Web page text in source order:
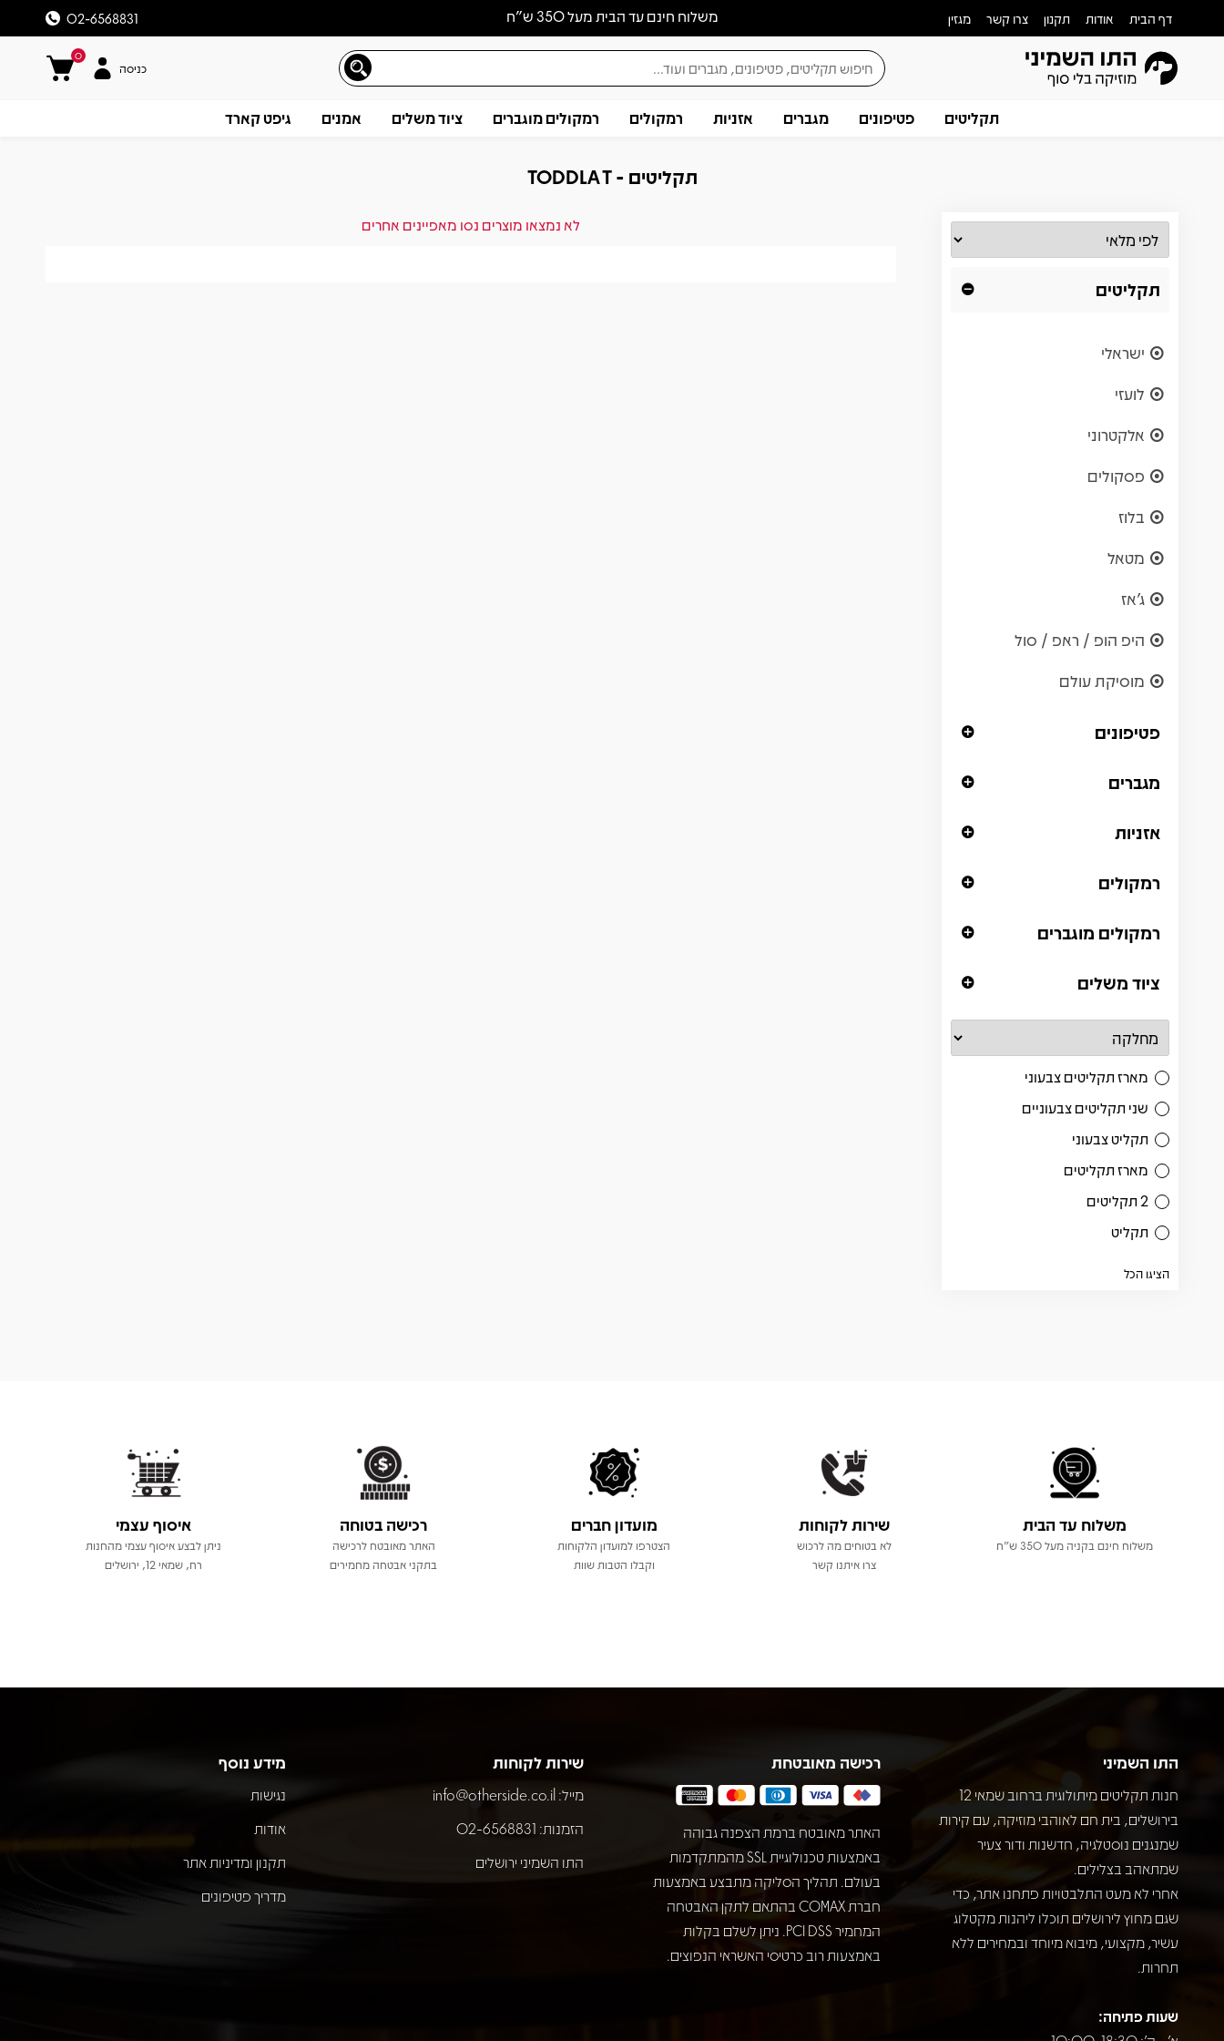
משלוח חינם עד הבית מעל 350 ש״ח דף הבית אודות תקנון צרו קשר מגזין 02-6568831
0
כניסה
תקליטים פטיפונים מגברים אזניות רמקולים רמקולים מוגברים ציוד משלים אמנים גיפט קארד
תקליטים - TODDLA T
תקליטים
ישראלי
לועזי
אלקטרוני
פסקולים
בלוז
מטאל
ג'אז
היפ הופ / ראפ / סול
מוסיקת עולם
פטיפונים
מגברים
אזניות
רמקולים
רמקולים מוגברים
ציוד משלים
מארז תקליטים צבעוני
שני תקליטים צבעוניים
תקליט צבעוני
מארז תקליטים
2 תקליטים
תקליט
הציגו הכל
לא נמצאו מוצרים נסו מאפיינים אחרים
משלוח עד הבית
משלוח חינם בקניה מעל 350 ש"ח
שירות לקוחות
לא בטוחים מה לרכוש
צרו איתנו קשר
מועדון חברים
הצטרפו למועדון הלקוחות
וקבלו הטבות שוות
רכישה בטוחה
האתר מאובטח לרכישה
בתקני אבטחה מחמירים
איסוף עצמי
ניתן לבצע איסוף עצמי מהחנות
רח, שמאי 12, ירושלים
התו השמיני
חנות תקליטים מיתולוגית ברחוב שמאי 12
בירושלים, בית חם לאוהבי מוזיקה, עם קירות
שמנגנים נוסטלגיה, חדשנות ודור צעיר
שמתאהב בצלילים.
אחרי לא מעט התלבטויות פתחנו אתר, כדי
שגם מחוץ לירושלים תוכלו ליהנות מקטלוג
עשיר, מקצועי, מיבוא מיוחד ובמחירים ללא
תחרות.
שעות פתיחה:
רכישה מאובטחת
האתר מאובטח ברמת הצפנה גבוהה
באמצעות טכנולוגיית SSL מהמתקדמות
בעולם. תהליך הסליקה מתבצע באמצעות
חברת COMAX בהתאם לתקן האבטחה
המחמיר PCI DSS. ניתן לשלם בקלות
באמצעות רוב כרטיסי האשראי הנפוצים.
שירות לקוחות
מייל: info@otherside.co.il
הזמנות: 02-6568831
התו השמיני ירושלים
מידע נוסף
נגישות
אודות
תקנון ומדיניות אתר
מדריך פטיפונים